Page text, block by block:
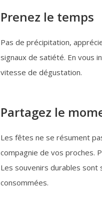
Prenez le temps
Pas de précipitation,
signaux de satiété. En vous
vitesse de dégustation.
Partagez le
Les fêtes ne se résument
compagnie de vos proches.
Les souvenirs durables sont
consommées.